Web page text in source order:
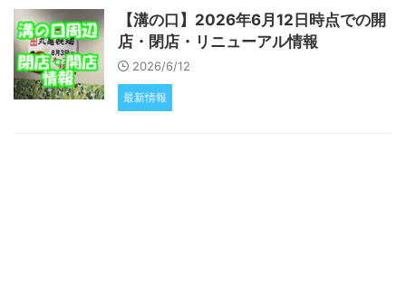
【溝の口】2026年6月12日時点での開
店・閉店・リニューアル情報
2026/6/12
最新情報